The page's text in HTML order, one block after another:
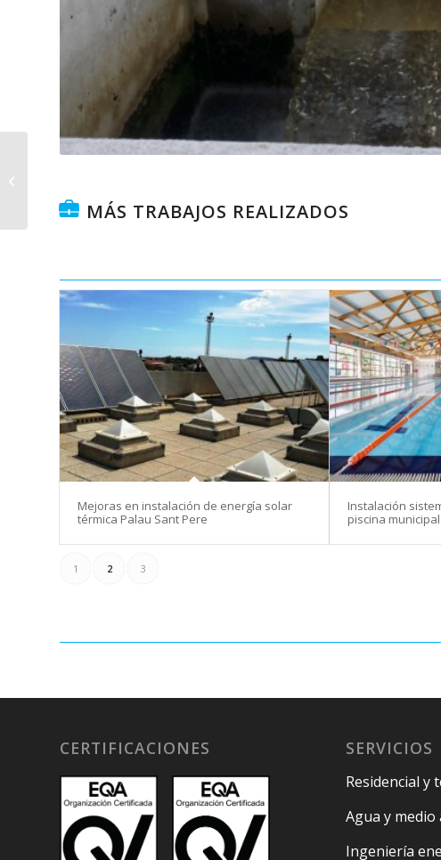
MÁS TRABAJOS REALIZADOS
Mejoras en instalación de energía solar
térmica Palau Sant Pere
Instalación
piscina
1 2 3
CERTIFICACIONES SERVICIOS
Residencial y
Agua y
Ingeniería
Isabel II